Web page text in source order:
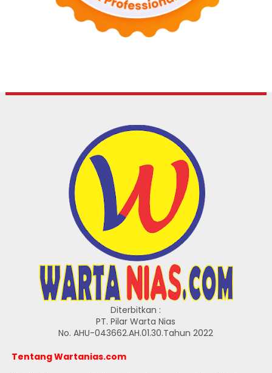
Diterbitkan :
PT. Pilar Warta Nias
No. AHU-043662.AH.01.30.Tahun 2022
Tentang Wartanias.com